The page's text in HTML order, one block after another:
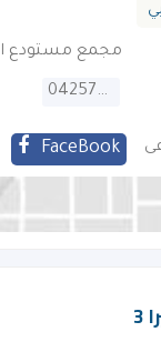
مجمع مستودع الملا شارع 11 .
042578115
FaceBook